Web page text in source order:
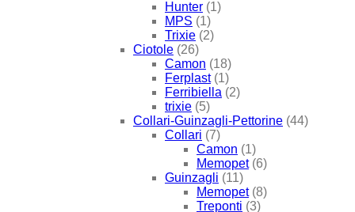
Hunter (1)
MPS (1)
Trixie (2)
Ciotole (26)
Camon (18)
Ferplast (1)
Ferribiella (2)
trixie (5)
Collari-Guinzagli-Pettorine (44)
Collari (7)
Camon (1)
Memopet (6)
Guinzagli (11)
Memopet (8)
Treponti (3)